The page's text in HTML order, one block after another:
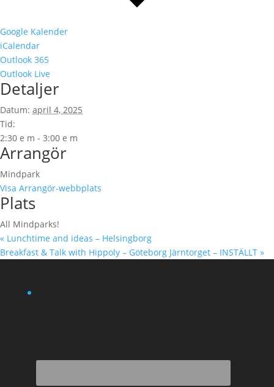
Google Kalender
iCalendar
Outlook 365
Outlook Live
Detaljer
Datum: april 4, 2025
Tid:
2:30 e m - 3:00 e m
Arrangör
Mindpark
Visa Arrangör-webbplats
Plats
All Mindparks!
« Lunchtime and ideas – Helsingborg
Breakfast & Talk with Hippoly – Göteborg Järntorget – INSTÄLLT »